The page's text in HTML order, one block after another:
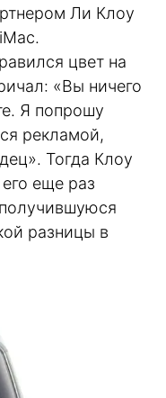
Ли Клоу
цвет на
«Вы ничего
Я попрошу
рекламой,
Тогда Клоу
еще раз
разницы в